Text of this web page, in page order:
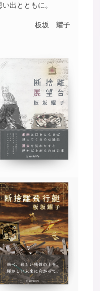
出とともに。
板坂 耀子